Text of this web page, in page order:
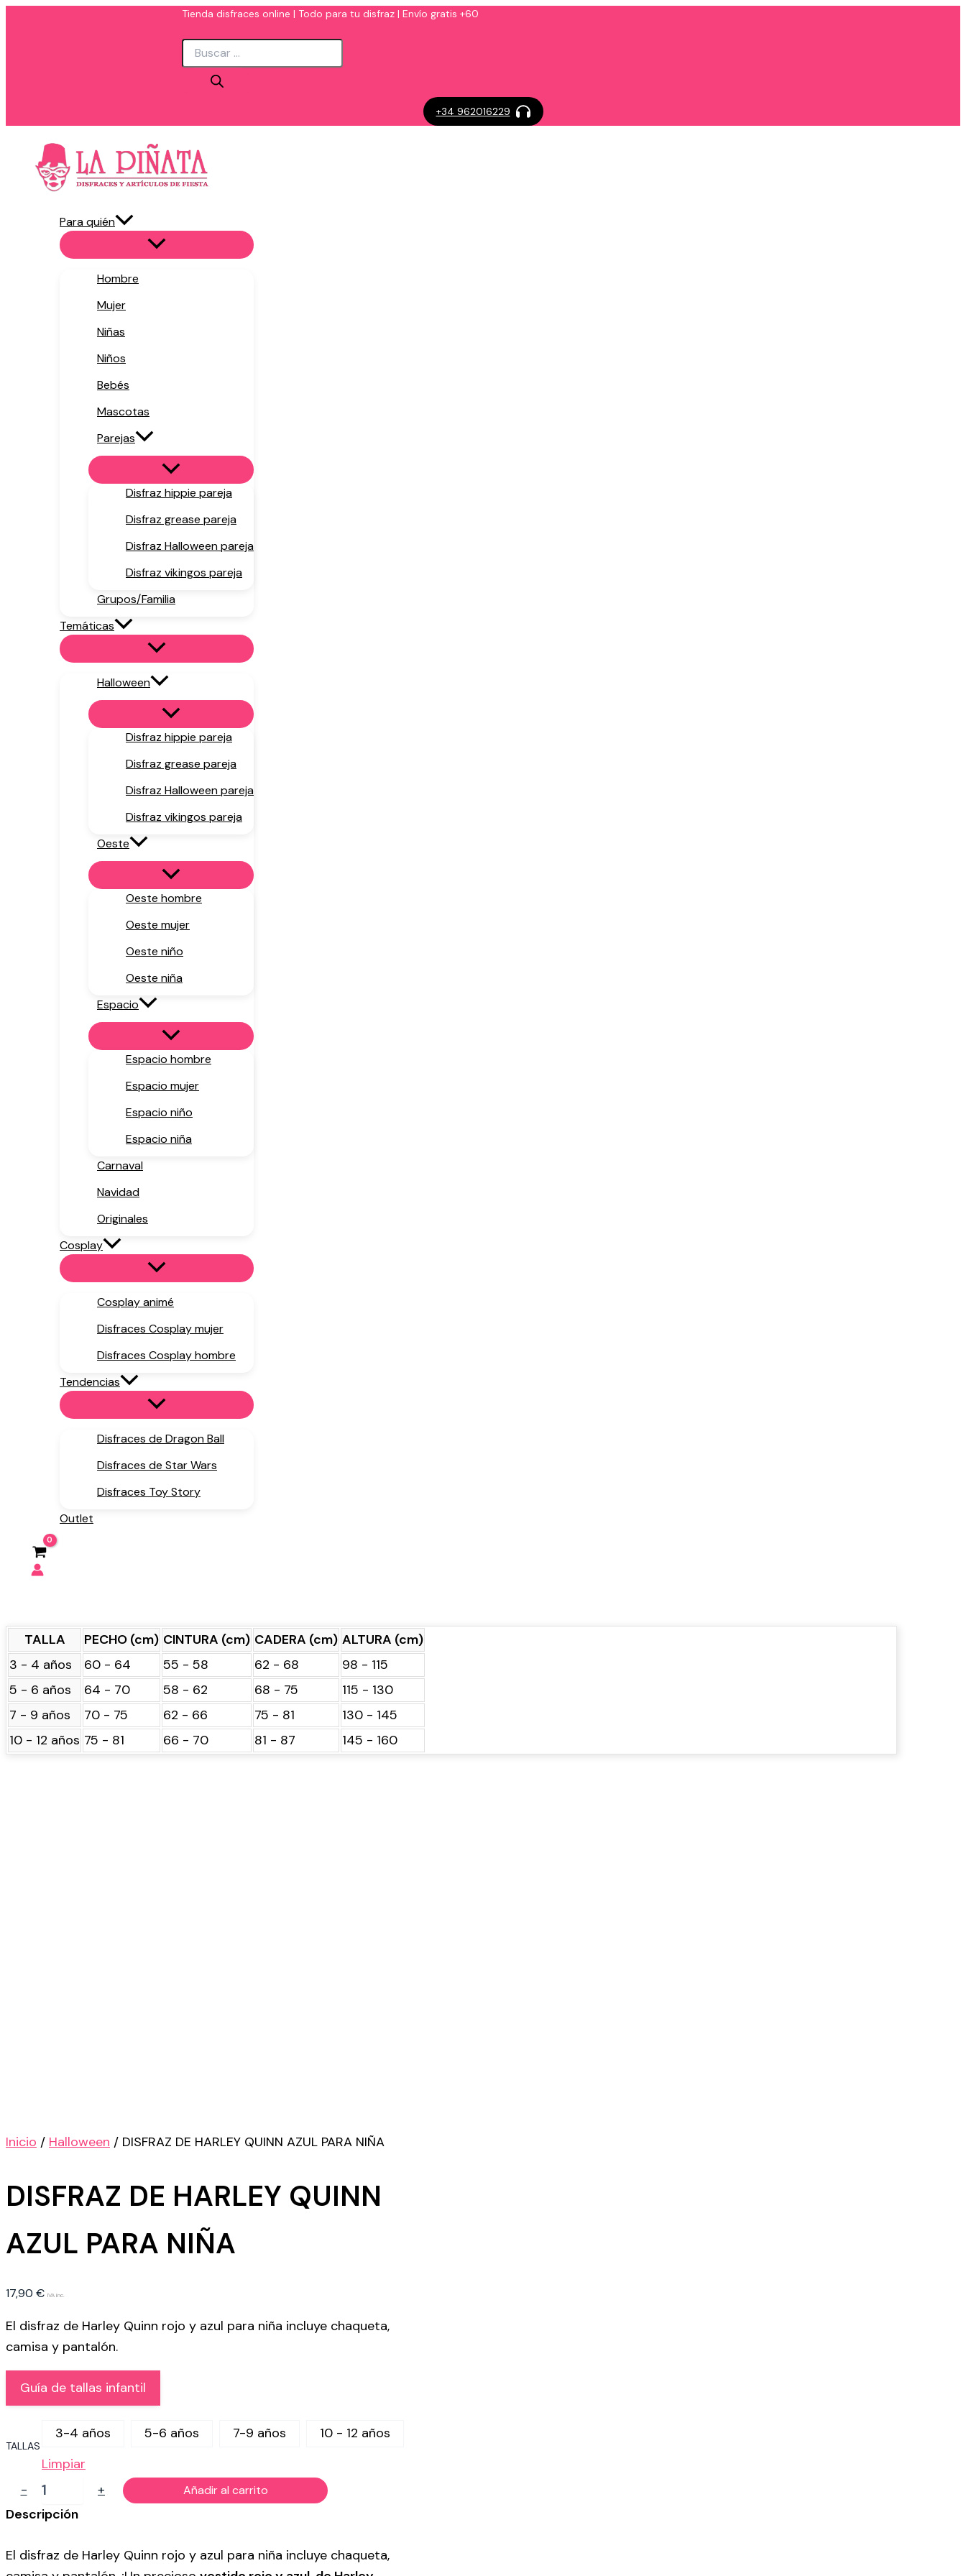
Tienda disfraces online | Todo para tu disfraz | Envío gratis +60
Búsqueda
productos
+34 962016229
Para quién
Hombre
Mujer
Niñas
Niños
Bebés
Mascotas
Parejas
Disfraz hippie pareja
Disfraz grease pareja
Disfraz Halloween pareja
Disfraz vikingos pareja
Grupos/Familia
Temáticas
Halloween
Disfraz hippie pareja
Disfraz grease pareja
Disfraz Halloween pareja
Disfraz vikingos pareja
Oeste
Oeste hombre
Oeste mujer
Oeste niño
Oeste niña
Espacio
Espacio hombre
Espacio mujer
Espacio niño
Espacio niña
Carnaval
Navidad
Originales
Cosplay
Cosplay animé
Disfraces Cosplay mujer
Disfraces Cosplay hombre
Tendencias
Disfraces de Dragon Ball
Disfraces de Star Wars
Disfraces Toy Story
Outlet
TALLA PECHO (cm) CINTURA (cm) CADERA (cm) ALTURA (cm)
3 - 4 años
60 - 64 55 - 58 62 - 68
98 - 115
5 - 6 años
64 - 70 58 - 62 68 - 75
115 - 130
7 - 9 años
70 - 75 62 - 66 75 - 81
130 - 145
10 - 12 años 75 - 81 66 - 70 81 - 87 145 - 160
Inicio / Halloween / DISFRAZ DE HARLEY QUINN AZUL PARA NIÑA
DISFRAZ DE HARLEY QUINN
AZUL PARA NIÑA
17,90 € IVA inc.
El disfraz de Harley Quinn rojo y azul para niña incluye chaqueta,
camisa y pantalón.
Guía de tallas infantil
TALLAS
3-4 años 5-6 años 7-9 años
10 - 12 años
Limpiar
-
DISFRAZ
HARLEY
PARA
+ Añadir al carrito
Descripción
El disfraz de Harley Quinn rojo y azul para niña incluye chaqueta,